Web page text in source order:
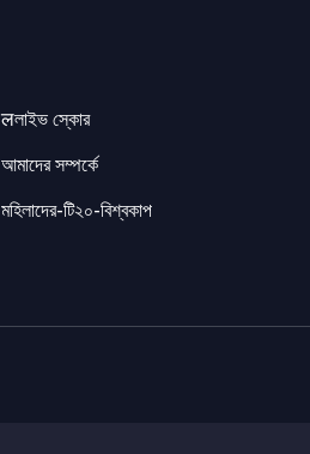
लলাইভ স্কোর
আমাদের সম্পর্কে
মহিলাদের-টি২০-বিশ্বকাপ